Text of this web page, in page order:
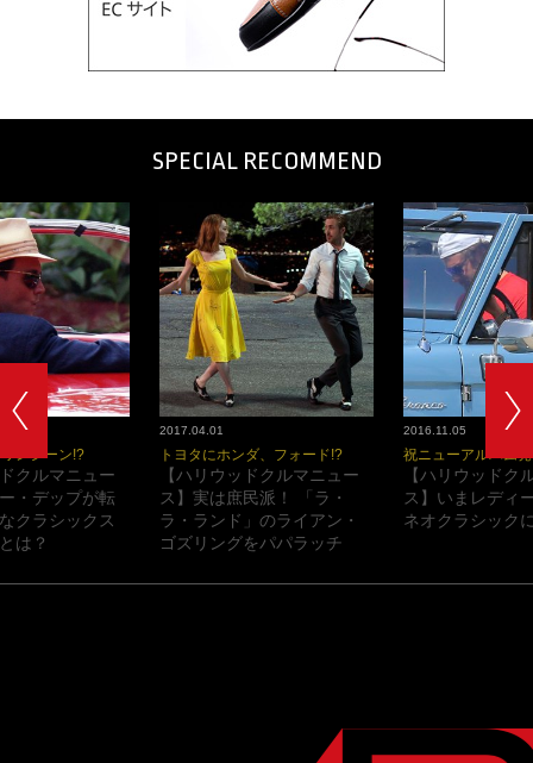
SPECIAL RECOMMEND
2017.04.01
トヨタにホンダ、フォード!?
【ハリウッドクルマニュー
ス】実は庶民派！ 「ラ・
ラ・ランド」のライアン・
ゴズリングをパパラッチ
2016.11.05
祝ニューアルバム
【ハリウッドク
ス】いまレディ
ネオクラシック
ンシーン!?
クルマニュー
・デップが転
クラシックス
は？